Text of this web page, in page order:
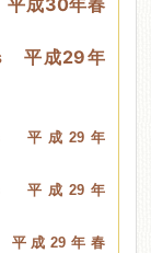
成30年春
平成29年
平成29年
平成29年
成29年春